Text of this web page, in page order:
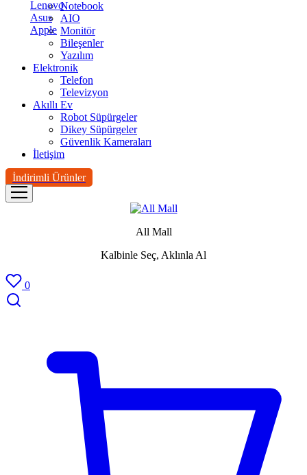
Lenovo
Asus
Apple
Notebook
AIO
Monitör
Bileşenler
Yazılım
Elektronik
Telefon
Televizyon
Akıllı Ev
Robot Süpürgeler
Dikey Süpürgeler
Güvenlik Kameraları
İletişim
İndirimli Ürünler
All Mall
Kalbinle Seç, Aklınla Al
0